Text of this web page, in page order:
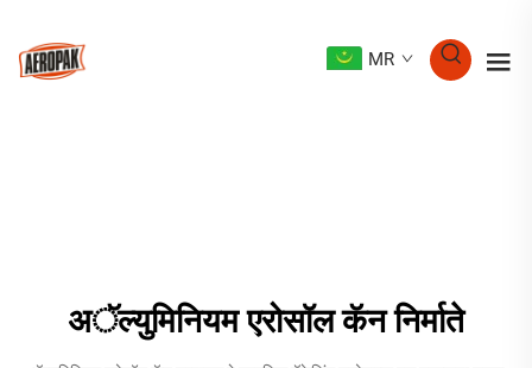
MR
अॅल्युमिनियम एरोसॉल कॅन निर्माते